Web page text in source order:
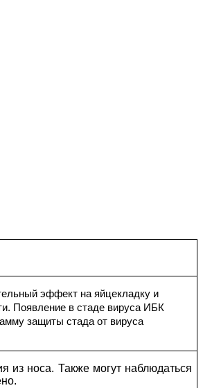
эффект на яйцекладку и
Появление в стаде вируса ИБК
защиты стада от вируса
из носа. Также могут наблюдаться